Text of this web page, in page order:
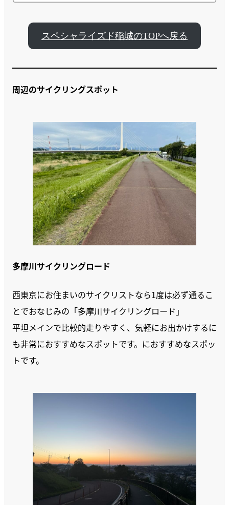
スペシャライズド稲城のTOPへ戻る
周辺のサイクリングスポット
多摩川サイクリングロード
西東京にお住まいのサイクリストなら1度は必ず通るこ
とでおなじみの「多摩川サイクリングロード」
平坦メインで比較的走りやすく、気軽にお出かけするに
も非常におすすめなスポットです。におすすめなスポッ
トです。